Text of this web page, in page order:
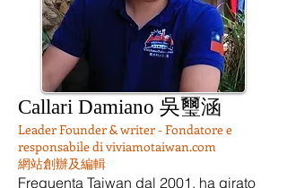
Callari Damiano 吳璽涵
Leader Founder & writer - Fondatore e
responsabile di viviamotaiwan.com
網站創辦及編輯
Frequenta Taiwan dal 2001, ha girato